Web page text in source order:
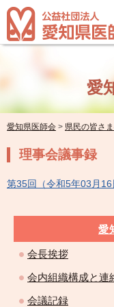
愛
愛知県医師会 > 県民の皆さ
理事会議事録
第35回（令和5年03月16
愛
会長挨拶
会内組織構成と連
会議記録